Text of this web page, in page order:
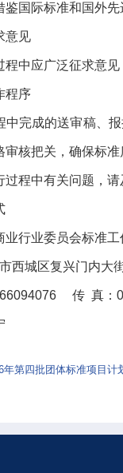
鉴国际标准和国外
意见
程中应广泛征求意
程序
中完成的送审稿、
核把关，确保标准
过程中有关问题，
业行业委员会标准工
西城区复兴门内大
传 真：
年第四批团体标准项目计